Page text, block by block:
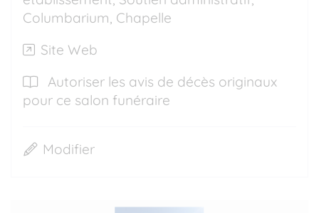
Columbarium, Chapelle
Site Web
Autoriser les avis de décès originaux
pour ce salon funéraire
Modifier